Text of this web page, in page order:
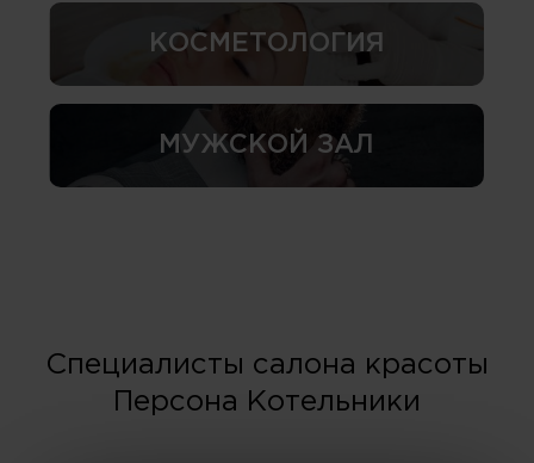
КОСМЕТОЛОГИЯ
МУЖСКОЙ ЗАЛ
Специалисты салона красоты
Персона Котельники